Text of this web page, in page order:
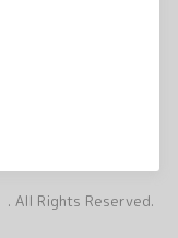
. All Rights Reserved.